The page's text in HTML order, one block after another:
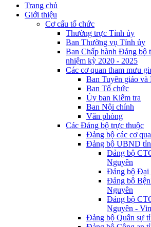
Trang chủ
Giới thiệu
Cơ cấu tổ chức
Thường trực Tỉnh ủy
Ban Thường vụ Tỉnh ủy
Ban Chấp hành Đảng bộ
nhiệm kỳ 2020 - 2025
Các cơ quan tham mưu
Ban Tuyên giáo
Ban Tổ chức
Ủy ban Kiểm tra
Ban Nội chính
Văn phòng
Các Đảng bộ trực thuộc
Đảng bộ các cơ
Đảng bộ UBND
Đảng bộ
Nguyên
Đảng bộ Đại
Đảng bộ
Nguyên
Đảng bộ
Nguyên -
Đảng bộ Quân sự